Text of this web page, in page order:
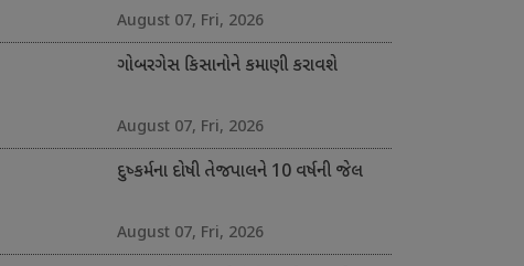
August 07, Fri, 2026
ગોબરગેસ કિસાનોને કમાણી કરાવશે
August 07, Fri, 2026
દુષ્કર્મના દોષી તેજપાલને 10 વર્ષની જેલ
August 07, Fri, 2026